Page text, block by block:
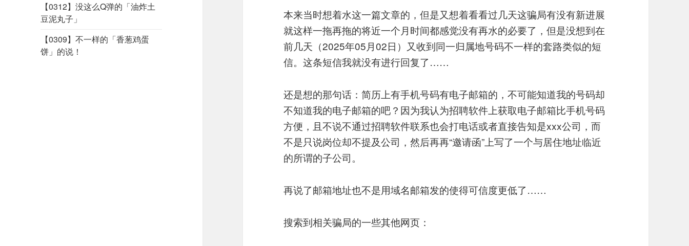
【0312】没这么Q弹的「油炸土
豆泥丸子」
【0309】不一样的「香葱鸡蛋
饼」的说！
本来当时想着水这一篇文章的，但是又想着看看过几天这骗局有没有新进展
就这样一拖再拖的将近一个月时间都感觉没有再水的必要了，但是没想到在
前几天（2025年05月02日）又收到同一归属地号码不一样的套路类似的短
信。这条短信我就没有进行回复了……
还是想的那句话：简历上有手机号码有电子邮箱的，不可能知道我的号码却
不知道我的电子邮箱的吧？因为我认为招聘软件上获取电子邮箱比手机号码
方便，且不说不通过招聘软件联系也会打电话或者直接告知是xxx公司，而
不是只说岗位却不提及公司，然后再再“邀请函”上写了一个与居住地址临近
的所谓的子公司。
再说了邮箱地址也不是用域名邮箱发的使得可信度更低了……
搜索到相关骗局的一些其他网页：